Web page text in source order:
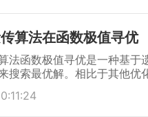
算法在函数极值寻优
法函数极值寻优是一种基
搜索最优解。相比于其他优